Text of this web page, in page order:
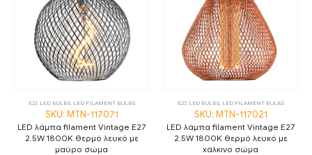
E27, LED BULBS, LED FILAMENT BULBS
SKU: MTN-117071
LED λάμπα filament Vintage E27
2.5W 1800K θερμό λευκό με
μαύρο σώμα
E27, LED BULBS, LED FILAMENT BULBS
SKU: MTN-117021
LED λάμπα filament Vintage E27
2.5W 1800K θερμό λευκό με
χάλκινο σώμα